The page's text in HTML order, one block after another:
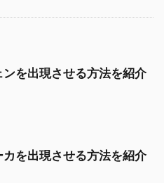
を出現させる方法を紹介
を出現させる方法を紹介